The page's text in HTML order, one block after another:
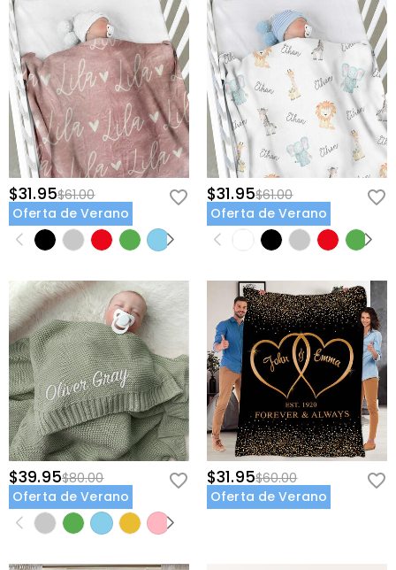
$31.95$61.00
Oferta de Verano
$31.95$61.00
Oferta de Verano
$39.95$80.00
Oferta de Verano
$31.95$60.00
Oferta de Verano